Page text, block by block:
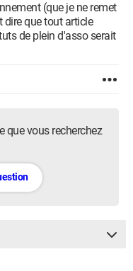
(que je ne remet
dire que tout article
de plein d'asso serait
que vous recherchez